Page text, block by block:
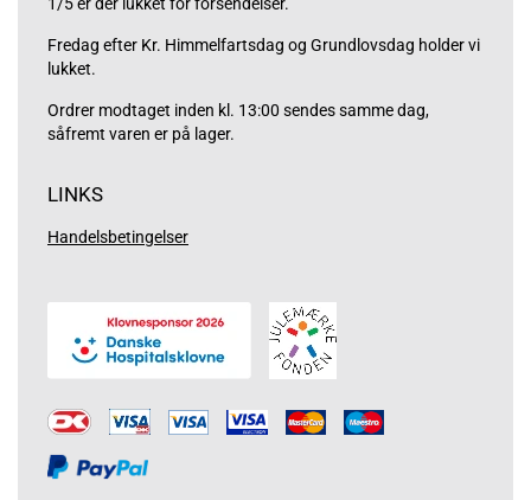
Fredag efter Kr. Himmelfartsdag og Grundlovsdag holder vi
lukket.
Ordrer modtaget inden kl. 13:00 sendes samme dag,
såfremt varen er på lager.
LINKS
Handelsbetingelser